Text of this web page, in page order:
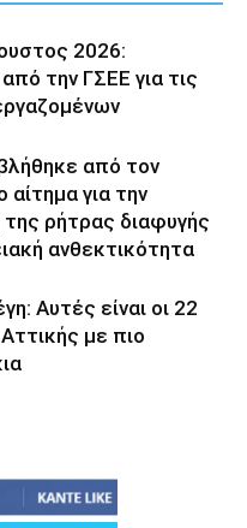
2026:
από την ΓΣΕΕ για τις
από τον
αίτημα για την
ρήτρας διαφυγής
ανθεκτικότητα
Aυτές είναι οι 22
με πιο